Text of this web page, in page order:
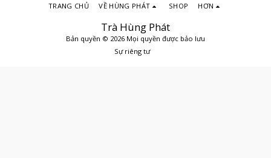
Trà Hùng Phát
Bản quyền © 2026 Mọi quyền được bảo lưu
Sự riêng tư
TRANG CHỦ VỀ HÙNG PHÁT SHOP HƠN